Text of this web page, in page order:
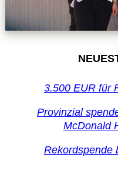
3.500 EUR für
Provinzial
McDonald
Rekordspende